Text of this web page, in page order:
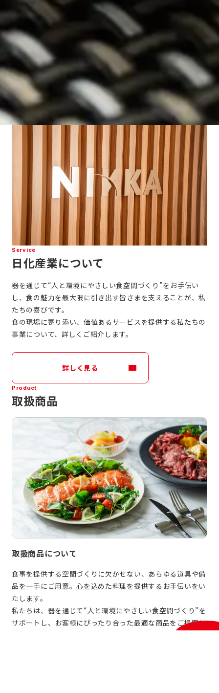
日化産業について
Service
器を通じて“人と環境にやさしい食空間づくり”をお手伝い
し、食の魅力を最大限に引き出す皆さまを支えることが、私
たちの喜びです。
食の現場に寄り添い、価値あるサービスを提供する私たちの
事業について、詳しくご紹介します。
詳しく見る
取扱商品
Product
取扱商品について
食事を提供する空間づくりに欠かせない、あらゆる道具や備
品を一手にご用意。心を込めた料理を提供するお手伝いをい
たします。
私たちは、器を通じて“人と環境にやさしい食空間づくり”を
サポートし、お客様にぴったり合った最適な商品をご提案し